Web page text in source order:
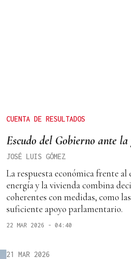
CUENTA DE RESULTADOS
Escudo del Gobierno ante
JOSÉ LUIS GÓMEZ
La respuesta económica frente
energía y la vivienda combina
coherentes con medidas, como
suficiente apoyo parlamentario.
22 MAR 2026 - 04:40
21 MAR 2026